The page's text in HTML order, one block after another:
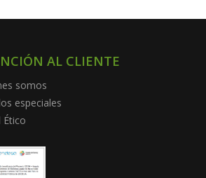
AL CLIENTE
somos
especiales
Ético